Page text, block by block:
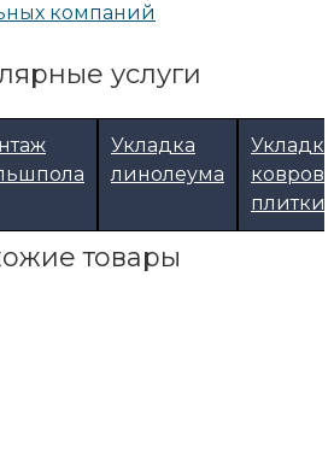
компаний
услуги
Укладка
линолеума
Укладка
плитки
товары